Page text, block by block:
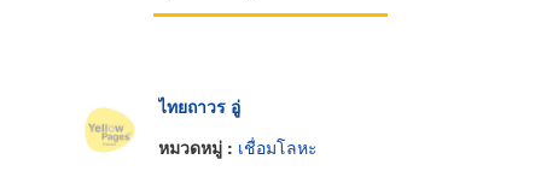
ไทยถาวร อู่
หมวดหมู่ : เชื่อมโลหะ